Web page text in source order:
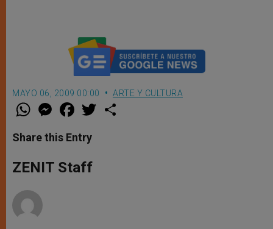
MAYO 06, 2009 00:00 ARTE Y CULTURA
W
t
s
p
p
M
e
s
e
g
e
F
a
e
b
o
k
w
Share this Entry
ZENIT Staff